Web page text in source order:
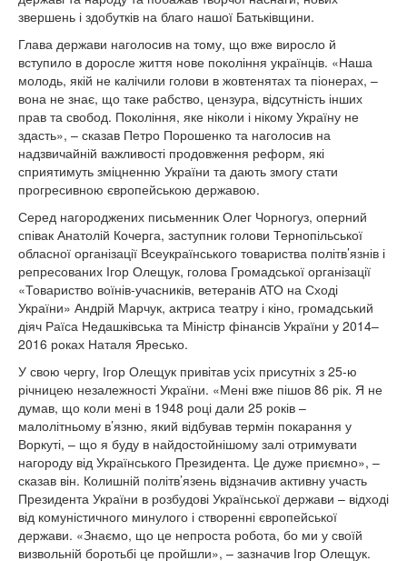
звершень і здобутків на благо нашої Батьківщини.
Глава держави наголосив на тому, що вже виросло й
вступило в доросле життя нове покоління українців. «Наша
молодь, якій не калічили голови в жовтенятах та піонерах, –
вона не знає, що таке рабство, цензура, відсутність інших
прав та свобод. Покоління, яке ніколи і нікому Україну не
здасть», – сказав Петро Порошенко та наголосив на
надзвичайній важливості продовження реформ, які
сприятимуть зміцненню України та дають змогу стати
прогресивною європейською державою.
Серед нагороджених письменник Олег Чорногуз, оперний
співак Анатолій Кочерга, заступник голови Тернопільської
обласної організації Всеукраїнського товариства політв’язнів і
репресованих Ігор Олещук, голова Громадської організації
«Товариство воїнів-учасників, ветеранів АТО на Сході
України» Андрій Марчук, актриса театру і кіно, громадський
діяч Раїса Недашківська та Міністр фінансів України у 2014–
2016 роках Наталя Яресько.
У свою чергу, Ігор Олещук привітав усіх присутніх з 25-ю
річницею незалежності України. «Мені вже пішов 86 рік. Я не
думав, що коли мені в 1948 році дали 25 років –
малолітньому в’язню, який відбував термін покарання у
Воркуті, – що я буду в найдостойнішому залі отримувати
нагороду від Українського Президента. Це дуже приємно», –
сказав він. Колишній політв’язень відзначив активну участь
Президента України в розбудові Української держави – відході
від комуністичного минулого і створенні європейської
держави. «Знаємо, що це непроста робота, бо ми у своїй
визвольній боротьбі це пройшли», – зазначив Ігор Олещук.